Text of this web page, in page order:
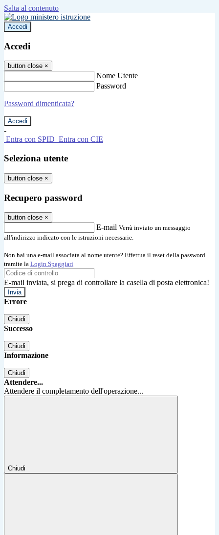
Salta al contenuto
Accedi
Accedi
button close ×
Nome Utente
Password
Password dimenticata?
-
Entra con SPID Entra con CIE
Seleziona utente
button close ×
Recupero password
button close ×
E-mail Verrà inviato un messaggio
all'indirizzo indicato con le istruzioni necessarie.
Non hai una e-mail associata al nome utente? Effettua il reset della password
tramite la Login Spaggiari
E-mail inviata, si prega di controllare la casella di posta elettronica!
Errore
Chiudi
Successo
Chiudi
Informazione
Chiudi
Attendere...
Attendere il completamento dell'operazione...
Chiudi